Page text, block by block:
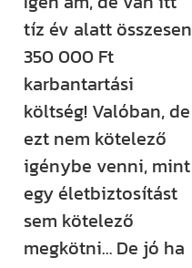
tíz év alatt összesen
350 000 Ft
karbantartási
költség! Valóban, de
ezt nem kötelező
igénybe venni, mint
egy életbiztosítást
sem kötelező
megkötni… De jó ha